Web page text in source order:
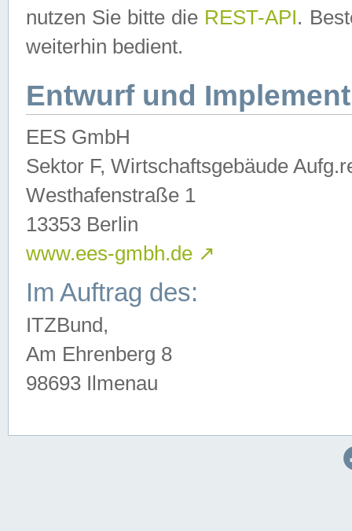
nutzen Sie bitte die REST-API.
weiterhin bedient.
Entwurf und
EES GmbH
Sektor F, Wirtschaftsgebäude
Westhafenstraße 1
13353 Berlin
www.ees-gmbh.de ↗
Im Auftrag des:
ITZBund,
Am Ehrenberg 8
98693 Ilmenau